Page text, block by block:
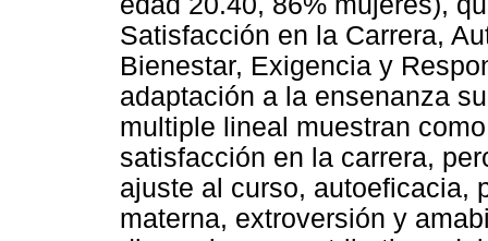
Satisfacción en la Carrera,
Bienestar, Exigencia y
adaptación a la ensenanza
multiple lineal muestran
satisfacción en la carrera,
ajuste al curso, autoeficacia,
materna, extroversión y